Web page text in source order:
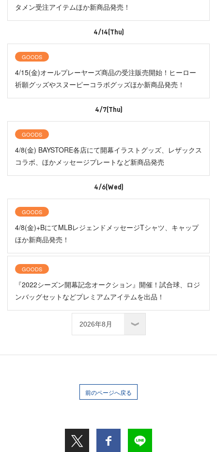
タメン受注アイテムほか新商品発売！
4/14(Thu)
GOODS
4/15(金)オールプレーヤーズ商品の受注販売開始！ヒーロー
祈願グッズやスヌーピーコラボグッズほか新商品発売！
4/7(Thu)
GOODS
4/8(金) BAYSTORE各店にて開幕イラストグッズ、レザックス
コラボ、ほかメッセージプレートなど新商品発売
4/6(Wed)
GOODS
4/8(金)+BにてMLBレジェンドメッセージTシャツ、キャップ
ほか新商品発売！
GOODS
『2022シーズン開幕記念オークション』開催！試合球、ロジ
ンバッグセットなどプレミアムアイテムを出品！
前のページへ戻る